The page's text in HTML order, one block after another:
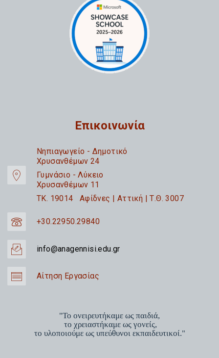
Επικοινωνία
Nηπιαγωγείο - Δημοτικό
Χρυσανθέμων 24
Γυμνάσιο - Λύκειο
Χρυσανθέμων 11
TK. 19014 Αφίδνες | Αττική | Τ.Θ. 3007
+30.22950.29840
info@anagennisi.edu.gr
Αίτηση Εργασίας
"Το ονειρευτήκαμε ως παιδιά,
το χρειαστήκαμε ως γονείς,
το υλοποιούμε ως υπεύθυνοι εκπαιδευτικοί."